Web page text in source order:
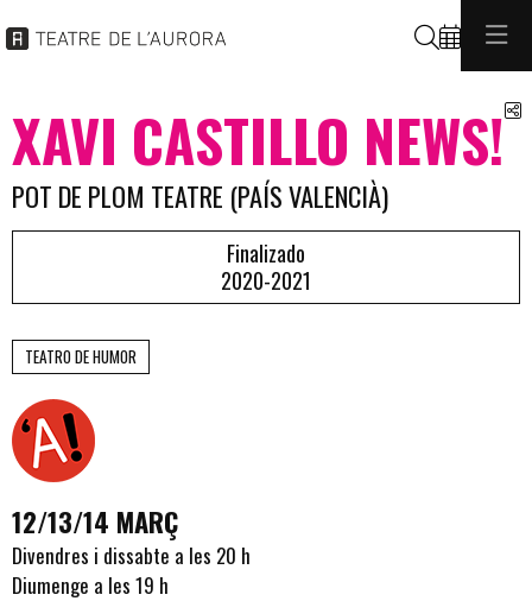
Buscar
XAVI CASTILLO NEWS!
POT DE PLOM TEATRE (PAÍS VALENCIÀ)
Finalizado
2020-2021
TEATRO DE HUMOR
12/13/14 MARÇ
Divendres i dissabte a les 20 h
Diumenge a les 19 h